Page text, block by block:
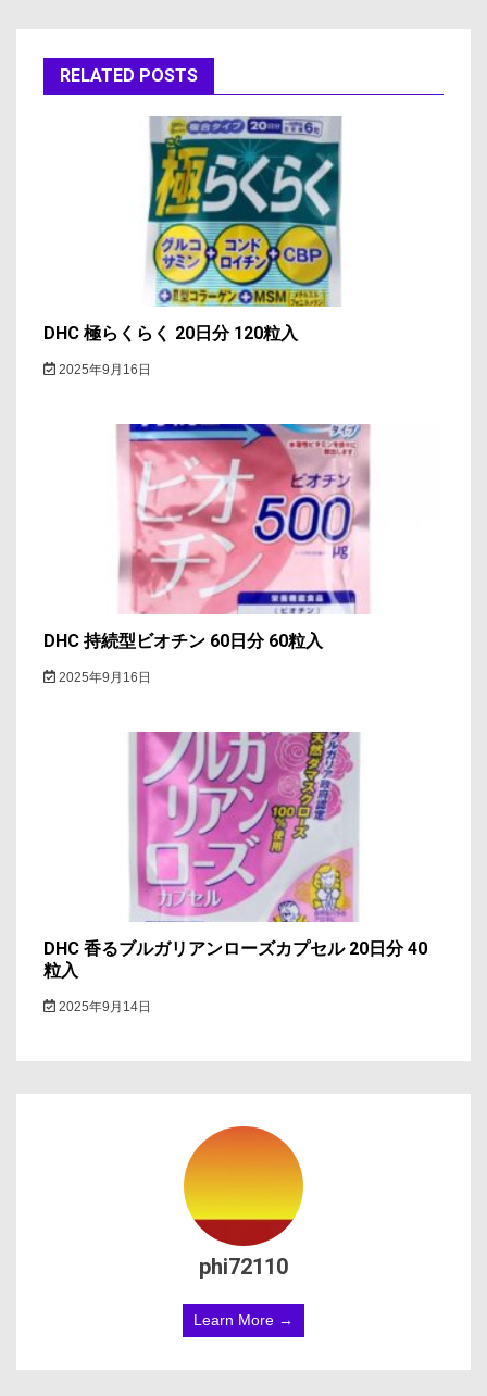
ゲ
ー
RELATED POSTS
DHC 極らくらく 20日分 120粒入
2025年9月16日
DHC 持続型ビオチン 60日分 60粒入
2025年9月16日
DHC 香るブルガリアンローズカプセル 20日分 40
粒入
2025年9月14日
phi72110
Learn More →